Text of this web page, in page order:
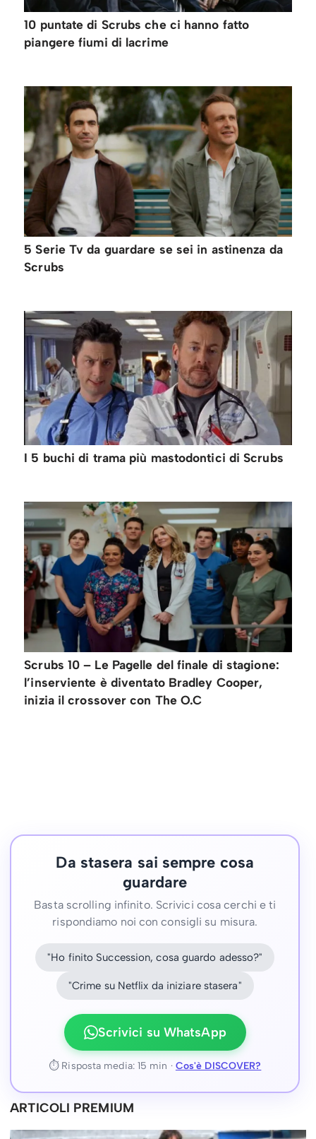
10 puntate di Scrubs che ci hanno fatto
piangere fiumi di lacrime
5 Serie Tv da guardare se sei in astinenza da
Scrubs
I 5 buchi di trama più mastodontici di Scrubs
Scrubs 10 – Le Pagelle del finale di stagione:
l’inserviente è diventato Bradley Cooper,
inizia il crossover con The O.C
Da stasera sai sempre cosa
guardare
Basta scrolling infinito. Scrivici cosa cerchi e ti
rispondiamo noi con consigli su misura.
"Ho finito Succession, cosa guardo adesso?"
"Crime su Netflix da iniziare stasera"
Scrivici su WhatsApp
⏱ Risposta media: 15 min · Cos'è DISCOVER?
ARTICOLI PREMIUM